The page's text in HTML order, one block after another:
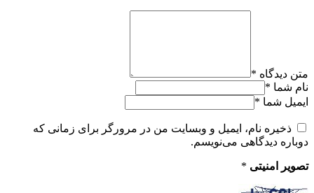
متن دیدگاه *
نام شما *
ایمیل شما *
ذخیره نام، ایمیل و وبسایت من در مرورگر برای زمانی که
دوباره دیدگاهی می‌نویسم.
تصویر امنیتی *